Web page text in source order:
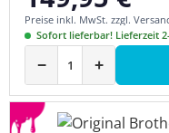
Preise inkl. MwSt. zzgl.
Sofort lieferbar! Lieferzeit
− +